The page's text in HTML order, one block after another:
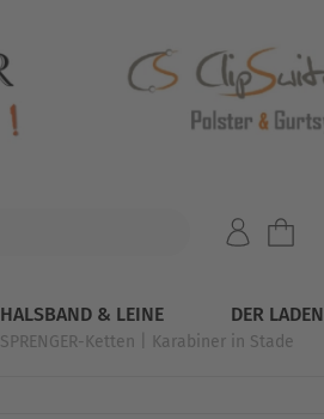
HALSBAND & LEINE
SPRENGER-Ketten | Karabiner
DER LADEN
in Stade